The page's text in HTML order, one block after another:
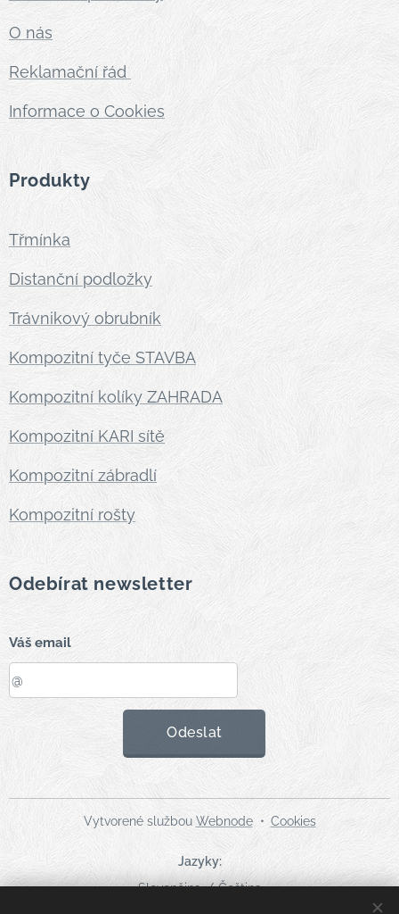
O nás
Reklamační řád
Informace o Cookies
Produkty
Třmínka
Distanční podložky
Trávnikový obrubník
Kompozitní tyče STAVBA
Kompozitní kolíky ZAHRADA
Kompozitní KARI sítě
Kompozitní zábradlí
Kompozitní rošty
Odebírat newsletter
Váš email
Odeslat
Vytvorené službou Webnode Cookies
Jazyky
Slovenčina
Čeština